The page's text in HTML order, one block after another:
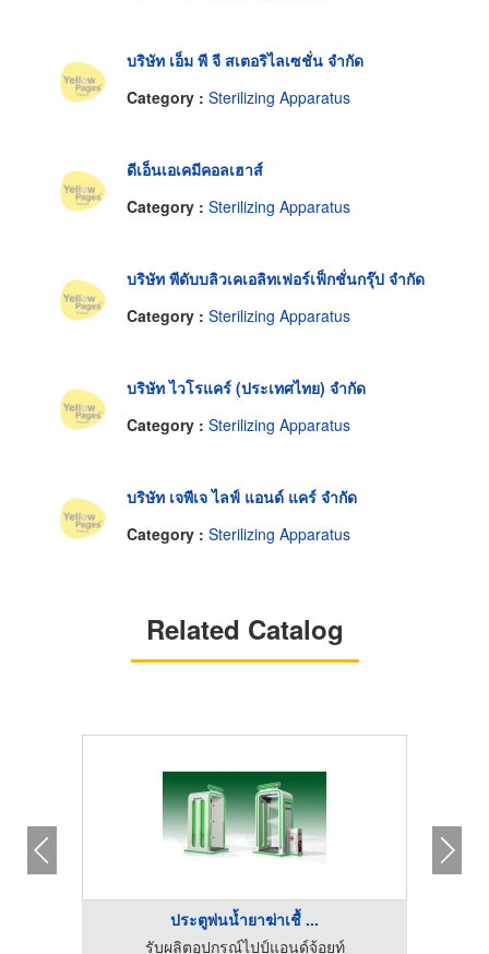
บริษัท เอ็ม พี จี สเตอริไลเซชั่น จำกัด
Category : Sterilizing Apparatus
ดีเอ็นเอเคมีคอลเฮาส์
Category : Sterilizing Apparatus
บริษัท พีดับบลิวเคเอลิทเฟอร์เฟ็กชั่นกรุ๊ป จำกัด
Category : Sterilizing Apparatus
บริษัท ไวโรแคร์ (ประเทศไทย) จำกัด
Category : Sterilizing Apparatus
บริษัท เจพีเจ ไลฟ์ แอนด์ แคร์ จำกัด
Category : Sterilizing Apparatus
Related Catalog
ประตูพ่นน้ำยาฆ่าเชื้ ...
รับผลิตอุปกรณ์ไปป์แอนด์จ้อยท์